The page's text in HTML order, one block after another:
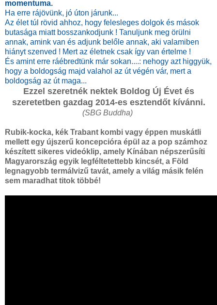
momentuma.
Ha erre rájövünk, jó úton járunk...
Az élet túl rövid ahhoz, hogy felesleges dolgok és mások
butasága miatt bosszankodjunk ! Tanuljunk meg örülni
annak, amink van és adjunk belőle annak, aki valamiben
hiányt szenved ! Mert az életnek csak így van értelme !
És amint erre ráébredtünk már sokan....: nehogy azt higgyük,
hogy a boldogság majd valahol az út végén vár, mert a
boldogság az út maga...
Ezzel szeretnék nektek Boldog Új Évet és
szeretetben gazdag 2014-es esztendőt kívánni.
(SBG Buddha)
Rubik-kocka, kék Trabant kombi vagy éppen muskátli
mellett egy újszerű koncepcióra épül az a pop számhoz
készített sikeres videóklip, amely Kínában népszerűsíti
Magyarország egyik legféltetettebb kincsét, a Föld
legnagyobb termálvizű tavát, amely a világ másik felén
sem maradhat titok többé!